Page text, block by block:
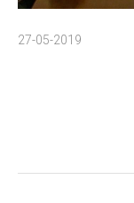
27-05-2019